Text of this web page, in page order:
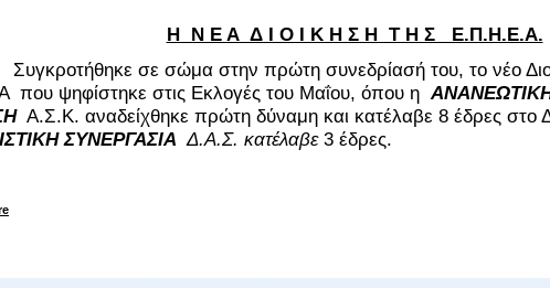
Η Ν Ε Α Δ Ι Ο Ι Κ Η Σ Η Τ Η Σ Ε.Π.Η.Ε.Α.
σε σώμα στην πρώτη συνεδρίασή του, το νέο
που ψηφίστηκε στις Εκλογές του Μαΐου, όπου η
Α.Σ.Κ. αναδείχθηκε πρώτη δύναμη και κατέλαβε 8 έδρες στο
ΣΥΝΕΡΓΑΣΙΑ Δ.Α.Σ. κατέλαβε 3 έδρες.